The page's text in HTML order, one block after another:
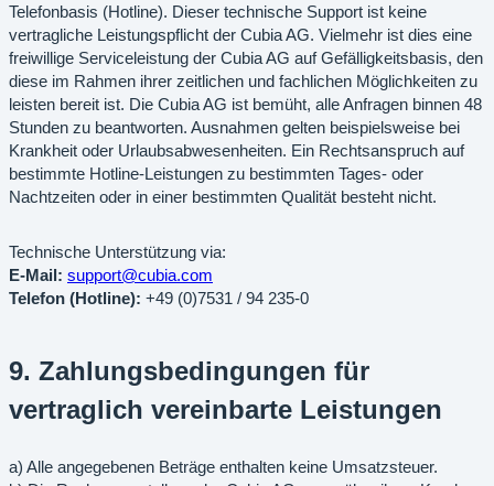
Telefonbasis (Hotline). Dieser technische Support ist keine
vertragliche Leistungspflicht der Cubia AG. Vielmehr ist dies eine
freiwillige Serviceleistung der Cubia AG auf Gefälligkeitsbasis, den
diese im Rahmen ihrer zeitlichen und fachlichen Möglichkeiten zu
leisten bereit ist. Die Cubia AG ist bemüht, alle Anfragen binnen 48
Stunden zu beantworten. Ausnahmen gelten beispielsweise bei
Krankheit oder Urlaubsabwesenheiten. Ein Rechtsanspruch auf
bestimmte Hotline-Leistungen zu bestimmten Tages- oder
Nachtzeiten oder in einer bestimmten Qualität besteht nicht.
Technische Unterstützung via:
E-Mail: support@cubia.com
Telefon (Hotline): +49 (0)7531 / 94 235-0
9. Zahlungsbedingungen für
vertraglich vereinbarte Leistungen
a) Alle angegebenen Beträge enthalten keine Umsatzsteuer.